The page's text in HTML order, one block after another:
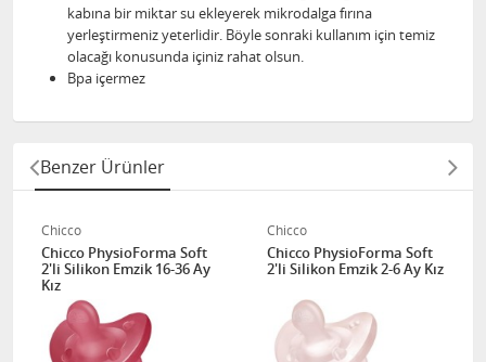
kabına bir miktar su ekleyerek mikrodalga fırına
yerleştirmeniz yeterlidir. Böyle sonraki kullanım için temiz
olacağı konusunda içiniz rahat olsun.
Bpa içermez
Benzer Ürünler
Chicco
Chicco PhysioForma Soft
2'li Silikon Emzik 16-36 Ay
Kız
Chicco
Chicco PhysioForma Soft
2'li Silikon Emzik 2-6 Ay Kız